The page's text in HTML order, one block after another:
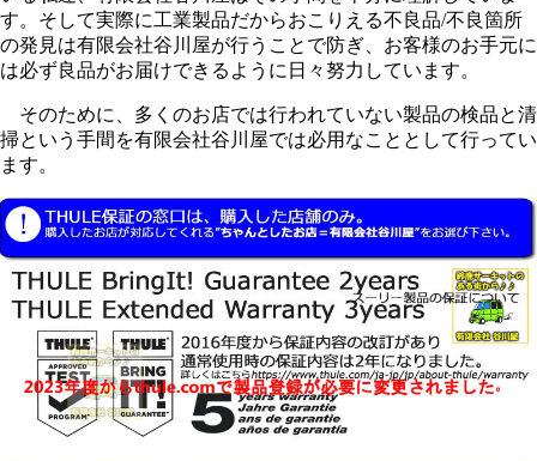
す。そして実際に工業製品だからおこりえる不良品/不良箇所
の発見は有限会社谷川屋が行うことで防ぎ、お客様のお手元に
は必ず良品がお届けできるように日々努力しています。
そのために、多くのお店では行われていない製品の検品と清
掃という手間を有限会社谷川屋では必用なこととして行ってい
ます。